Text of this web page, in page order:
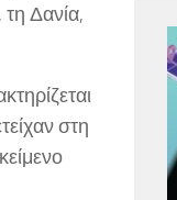
Δανία,
στη